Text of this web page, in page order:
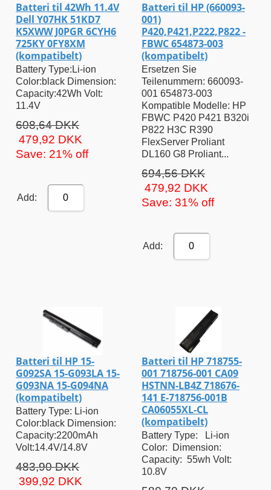
Batteri til 42Wh 11.4V
Dell Y07HK 51KD7
K5XWW J0PGR 6CYH6
725KY 0FY8XM
(kompatibelt)
Battery Type:Li-ion
Color:black Dimension:
Capacity:42Wh Volt:
11.4V
608,64 DKK
479,92 DKK
Save: 21% off
Add: 0
Batteri til HP (660093-
001)
P420,P421,P222,P822 -
FBWC 654873-003
(kompatibelt)
Ersetzen Sie
Teilenummern: 660093-
001 654873-003
Kompatible Modelle: HP
FBWC P420 P421 B320i
P822 H3C R390
FlexServer Proliant
DL160 G8 Proliant...
694,56 DKK
479,92 DKK
Save: 31% off
Add: 0
Batteri til HP 15-
G092SA 15-G093LA 15-
G093NA 15-G094NA
(kompatibelt)
Battery Type: Li-ion
Color:black Dimension:
Capacity:2200mAh
Volt:14.4V/14.8V
483,90 DKK
399,92 DKK
Batteri til HP 718755-
001 718756-001 CA09
HSTNN-LB4Z 718676-
141 E-718756-001B
CA06055XL-CL
(kompatibelt)
Battery Type: Li-ion
Color: Dimension:
Capacity: 55wh Volt:
10.8V